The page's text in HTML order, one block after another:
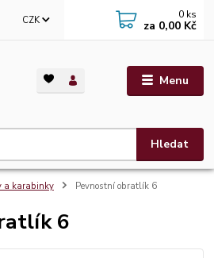
Menu
CZK
Hledat
0 ks
za 0,00 Kč
a karabinky Pevnostní obratlík 6
6